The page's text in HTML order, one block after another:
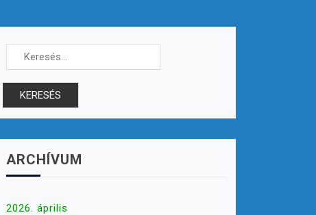
Keresés:
ARCHÍVUM
2026. április